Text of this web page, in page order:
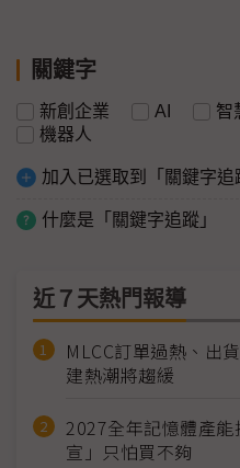
關鍵字
新創企業 AI 智
機器人
加入已選取到「關鍵字追
什麼是「關鍵字追蹤」
近７天熱門報導
MLCC訂單過熱、出
建熱潮將趨緩
2027全年記憶體產
宣」只怕買不夠